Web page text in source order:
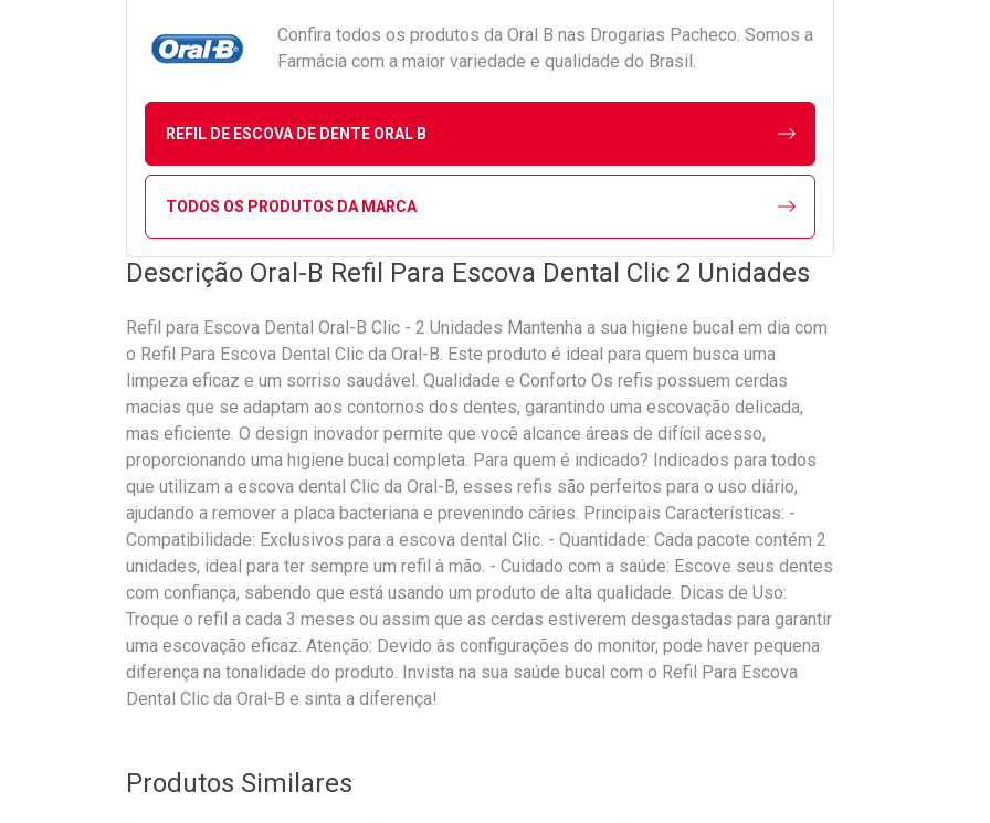
Confira todos os produtos da Oral B nas Drogarias Pacheco. Somos a
Farmácia com a maior variedade e qualidade do Brasil.
REFIL DE ESCOVA DE DENTE ORAL B
TODOS OS PRODUTOS DA MARCA
Descrição Oral-B Refil Para Escova Dental Clic 2 Unidades
Refil para Escova Dental Oral-B Clic - 2 Unidades Mantenha a sua higiene bucal em dia com
o Refil Para Escova Dental Clic da Oral-B. Este produto é ideal para quem busca uma
limpeza eficaz e um sorriso saudável. Qualidade e Conforto Os refis possuem cerdas
macias que se adaptam aos contornos dos dentes, garantindo uma escovação delicada,
mas eficiente. O design inovador permite que você alcance áreas de difícil acesso,
proporcionando uma higiene bucal completa. Para quem é indicado? Indicados para todos
que utilizam a escova dental Clic da Oral-B, esses refis são perfeitos para o uso diário,
ajudando a remover a placa bacteriana e prevenindo cáries. Principais Características: -
Compatibilidade: Exclusivos para a escova dental Clic. - Quantidade: Cada pacote contém 2
unidades, ideal para ter sempre um refil à mão. - Cuidado com a saúde: Escove seus dentes
com confiança, sabendo que está usando um produto de alta qualidade. Dicas de Uso:
Troque o refil a cada 3 meses ou assim que as cerdas estiverem desgastadas para garantir
uma escovação eficaz. Atenção: Devido às configurações do monitor, pode haver pequena
diferença na tonalidade do produto. Invista na sua saúde bucal com o Refil Para Escova
Dental Clic da Oral-B e sinta a diferença!
Produtos Similares